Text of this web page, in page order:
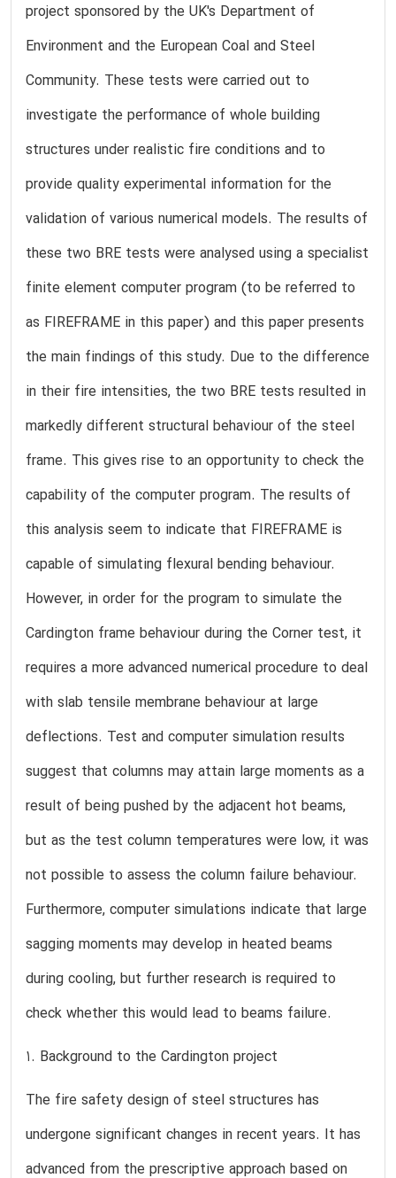
project sponsored by the UK's Department of
Environment and the European Coal and Steel
Community. These tests were carried out to
investigate the performance of whole building
structures under realistic fire conditions and to
provide quality experimental information for the
validation of various numerical models. The results of
these two BRE tests were analysed using a specialist
finite element computer program (to be referred to
as FIREFRAME in this paper) and this paper presents
the main findings of this study. Due to the difference
in their fire intensities, the two BRE tests resulted in
markedly different structural behaviour of the steel
frame. This gives rise to an opportunity to check the
capability of the computer program. The results of
this analysis seem to indicate that FIREFRAME is
capable of simulating flexural bending behaviour.
However, in order for the program to simulate the
Cardington frame behaviour during the Corner test, it
requires a more advanced numerical procedure to deal
with slab tensile membrane behaviour at large
deflections. Test and computer simulation results
suggest that columns may attain large moments as a
result of being pushed by the adjacent hot beams,
but as the test column temperatures were low, it was
not possible to assess the column failure behaviour.
Furthermore, computer simulations indicate that large
sagging moments may develop in heated beams
during cooling, but further research is required to
check whether this would lead to beams failure.
1. Background to the Cardington project
The fire safety design of steel structures has
undergone significant changes in recent years. It has
advanced from the prescriptive approach based on